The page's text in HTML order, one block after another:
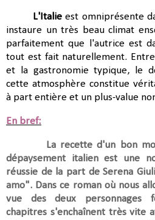
L'Italieest omniprésente
instaure un très beau climat
parfaitement que l'autrice est
tout est fait naturellement. Entre
et la gastronomie typique, le
cette atmosphère constitue
à part entière et un plus-value
En bref:
La recette d'un bon
dépaysement italien est une
réussie de la part de Serena
amo". Dans ce roman où nous
vue des deux personnages
chapitres s'enchaînent très vite